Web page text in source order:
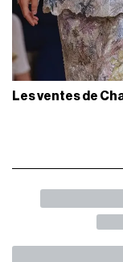
Les ventes de
Marie